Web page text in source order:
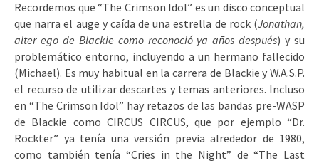
Recordemos que “The Crimson Idol” es un disco conceptual
que narra el auge y caída de una estrella de rock (Jonathan,
alter ego de Blackie como reconoció ya años después) y su
problemático entorno, incluyendo a un hermano fallecido
(Michael). Es muy habitual en la carrera de Blackie y W.A.S.P.
el recurso de utilizar descartes y temas anteriores. Incluso
en “The Crimson Idol” hay retazos de las bandas pre-WASP
de Blackie como CIRCUS CIRCUS, que por ejemplo “Dr.
Rockter” ya tenía una versión previa alrededor de 1980,
como también tenía “Cries in the Night” de “The Last